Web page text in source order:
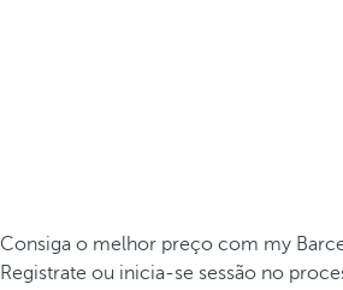
Consiga o melhor preço com my
Registrate ou inicia-se sessão no